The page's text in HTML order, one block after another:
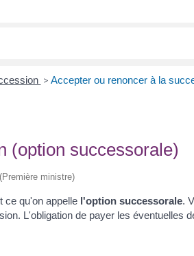
> Accepter ou renoncer à la
(option successorale)
ministre)
ce qu'on appelle l'option successorale.
L'obligation de payer les éventuelles